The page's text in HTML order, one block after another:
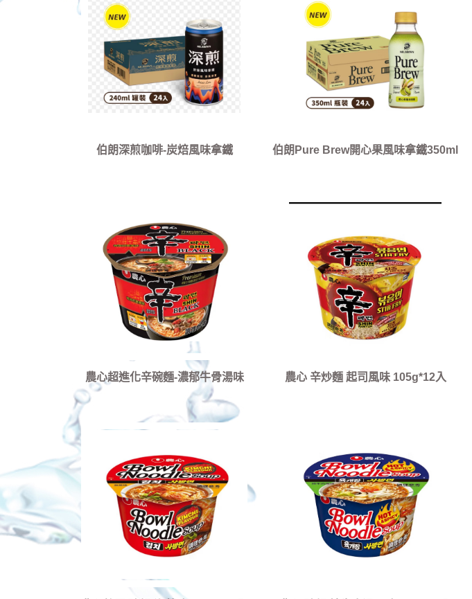
伯朗深煎咖啡-炭焙風味拿鐵
伯朗Pure Brew開心果風味拿鐵350ml
農心超進化辛碗麵-濃郁牛骨湯味
(01gx12入/箱
農心 辛炒麵 起司風味 105g*12入